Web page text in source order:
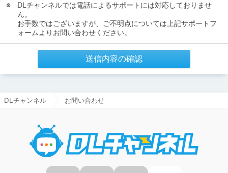
DLチャンネルでは電話によるサポートには対応しておりませ
ん。
お手数ではございますが、ご不明点については上記サポートフ
ォームよりお問い合わせください。
送信内容の確認
DLチャンネル お問い合わせ